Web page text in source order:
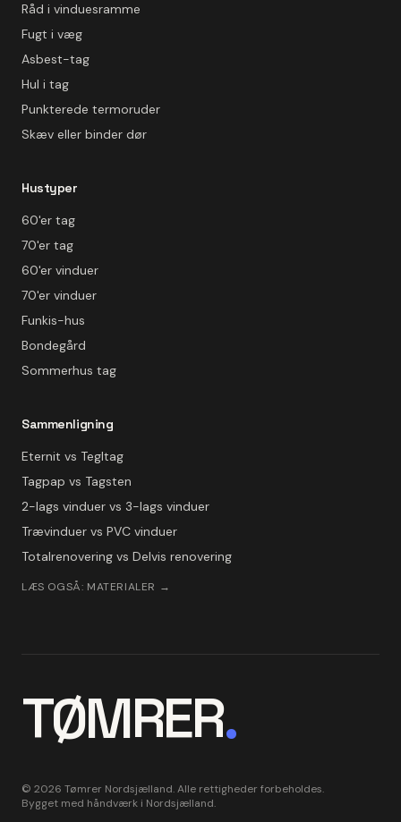
Råd i vinduesramme
Fugt i væg
Asbest-tag
Hul i tag
Punkterede termoruder
Skæv eller binder dør
Hustyper
60'er tag
70'er tag
60'er vinduer
70'er vinduer
Funkis-hus
Bondegård
Sommerhus tag
Sammenligning
Eternit vs Tegltag
Tagpap vs Tagsten
2-lags vinduer vs 3-lags vinduer
Trævinduer vs PVC vinduer
Totalrenovering vs Delvis renovering
LÆS OGSÅ: MATERIALER →
TØMRER.
© 2026 Tømrer Nordsjælland. Alle rettigheder forbeholdes.
Bygget med håndværk i Nordsjælland.